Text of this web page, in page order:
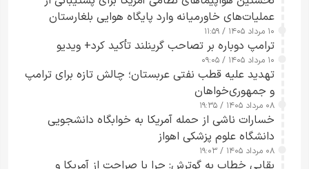
عملیات‌های خاورمیانه وارد پایگاه هوایی بلغارستان
شدند
۱۰ مرداد ۱۴۰۵ / ۱۱:۵۹
ترامپ دوباره بر تصاحب گرینلند تأکید کرد+ ویدیو
۱۰ مرداد ۱۴۰۵ / ۰۹:۰۵
تهدید علیه قطب نفتی عربستان؛ چالش تازه برای ترامپ
و جمهوری‌خواهان
۰۸ مرداد ۱۴۰۵ / ۱۹:۳۵
خسارات ناشی از حمله آمریکا به خوابگاه دانشجویی
دانشگاه علوم پزشکی اهواز
۰۸ مرداد ۱۴۰۵ / ۱۹:۰۳
بقایی خطاب به گوترش: چرا با صراحت از آمریکا و